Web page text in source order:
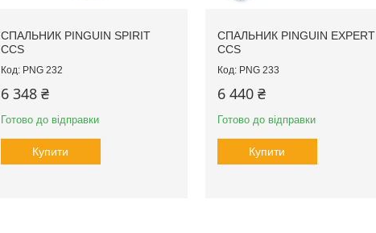
СПАЛЬНИК PINGUIN SPIRIT
CCS
PNG 232
6 348 ₴
Готово до відправки
Купити
СПАЛЬНИК PINGUIN EXPERT
CCS
PNG 233
6 440 ₴
Готово до відправки
Купити